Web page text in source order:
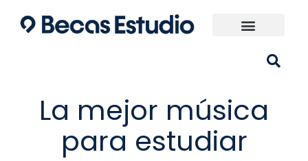
La mejor música
para estudiar